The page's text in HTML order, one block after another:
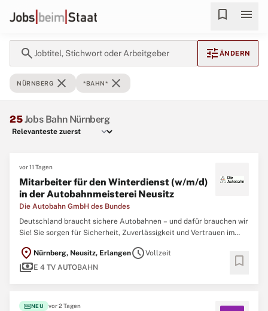
bookmark menu
search Jobtitel, Stichwort oder Arbeitgeber tune ÄNDERN
NÜRNBERG close *BAHN* close
25Jobs Bahn Nürnberg
vor 11 Tagen
Mitarbeiter für den Winterdienst (w/m/d)
in der Autobahnmeisterei Neusitz
Die Autobahn GmbH des Bundes
Deutschland braucht sichere Autobahnen – und dafür brauchen wir
Sie! Sie sorgen für Sicherheit, Zuverlässigkeit und Vertrauen im
Menschen und große Maschinen. Dabei kontrollieren und
beseitigen Sie unterschiedlichste Gefahrenstellen
location_on Nürnberg, Neusitz, ErlangenscheduleVollzeit
paymentsE 4 TV AUTOBAHN bookmark
fiber_newNEU vor 2 Tagen